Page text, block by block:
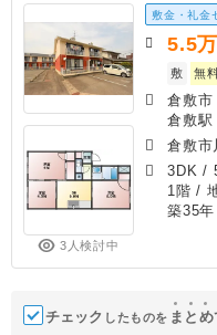
3人検討中
敷金・礼金
5.5
敷
無
倉敷
倉敷駅
倉敷市
3DK /
1階 /
築35年
チェック したものを ま と め